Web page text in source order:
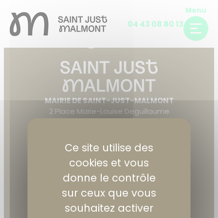
to
content
04 43 08 80 13
Menu
MAIRIE DE SAINT-JUST-MALMONT
2 Place Marie-Louise Deguillaume
04 43 08 80 13
ACCÈS ET CONTACT
HORAIRES D’OUVERTURE
Lundi, mardi, mercredi et vendredi
Ce site utilise des
cookies et vous
donne le contrôle
sur ceux que vous
souhaitez activer